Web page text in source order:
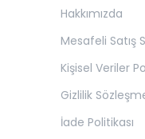
Hakkımızda
Mesafeli Satış
Kişisel Veriler
Gizlilik
İade Politikası